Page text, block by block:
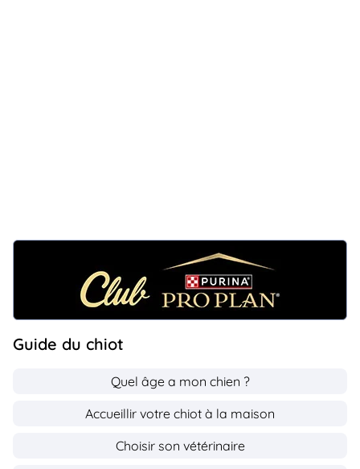
Guide du chiot
Quel âge a mon chien ?
Accueillir votre chiot à la maison
Choisir son vétérinaire